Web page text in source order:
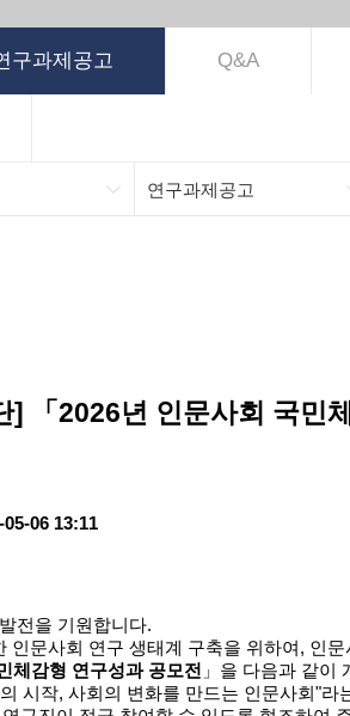
구과제공고 Q&A
연구과제공고
] 「2026년 인문사회 국민
05-06 13:11
전을 기원합니다.
인문사회 연구 생태계 구축을 위하여, 인
체감형 연구성과 공모전 」을 다음과 같이
시작, 사회의 변화를 만드는 인문사회"